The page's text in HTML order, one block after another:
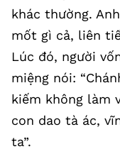
khác thường.
mốt gì cả, liên
Lúc đó, người
miệng nói:
kiếm không làm
con dao tà ác,
ta”.